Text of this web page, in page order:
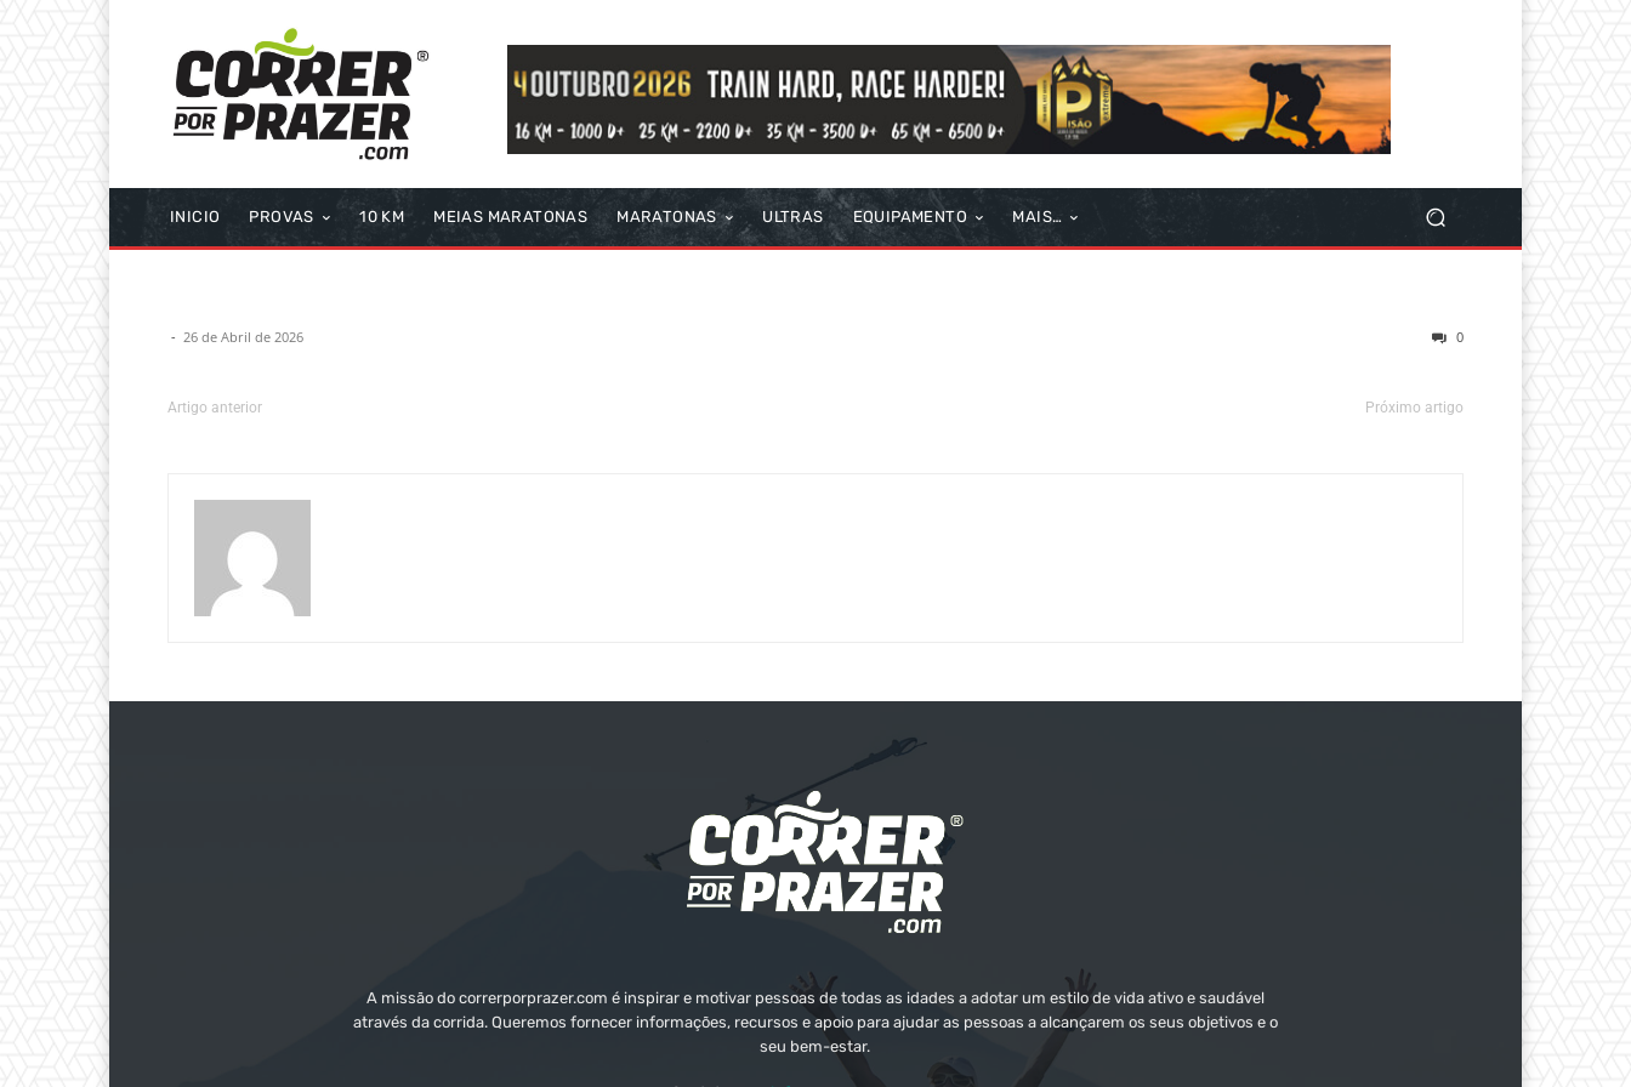
INICIO PROVAS 10 KM MEIAS MARATONAS MARATONAS ULTRAS EQUIPAMENTO MAIS…
- 26 de Abril de 2026 0
Artigo anterior Próximo artigo
A missão do correrporprazer.com é inspirar e motivar pessoas de todas as idades a adotar um estilo de vida ativo e saudável
através da corrida. Queremos fornecer informações, recursos e apoio para ajudar as pessoas a alcançarem os seus objetivos e o
seu bem-estar.